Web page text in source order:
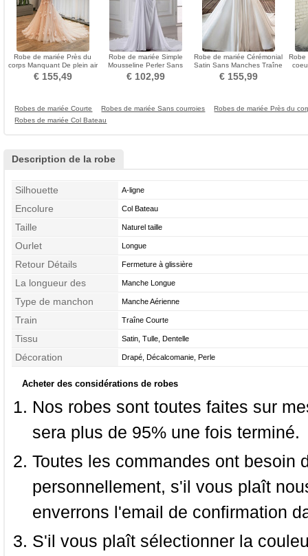
Robe de mariée Près du
corps Manquant De plein air
Col de chemise t
€ 155,49
Robe de mariée Simple
Mousseline Perler Sans
Manches Longue Rivage
€ 102,99
Robe de mariée Cérémonial
Satin Sans Manches Traîne
Royal Norme
€ 155,99
Robe
Robes de mariée Courte Robes de mariée Sans courroies
Robes de mariée Près du
Robes de mariée Col Bateau
Description de la robe
Silhouette A-ligne
Encolure Col Bateau
Taille Naturel taille
Ourlet Longue
Retour Détails Fermeture à glissière
La longueur des
manches
Manche Longue
Type de manchon Manche Aérienne
Train Traîne Courte
Tissu Satin, Tulle, Dentelle
Décoration Drapé, Décalcomanie, Perle
Acheter des considérations de robes
Nos robes sont toutes faites sur
sera plus de 95% une fois terminé.
Toutes les commandes ont besoin
personnellement, s'il vous plaît
enverrons l'email de confirmation
S'il vous plaît sélectionner la